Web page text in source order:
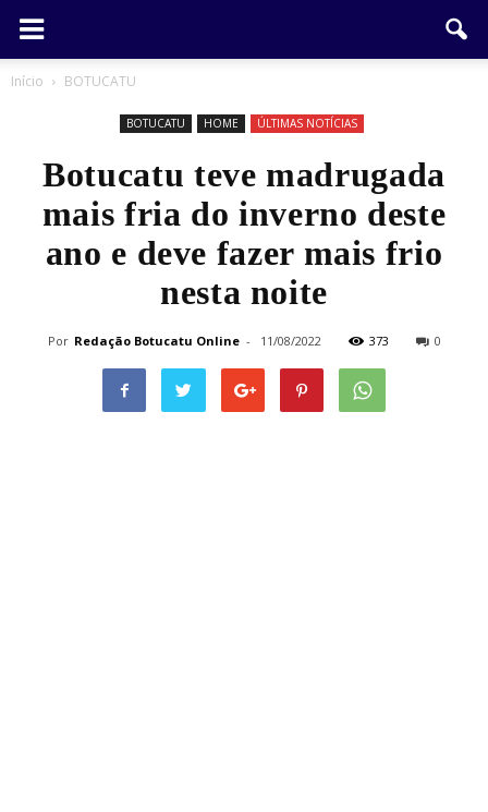
Início BOTUCATU
BOTUCATU HOME ÚLTIMAS NOTÍCIAS
Botucatu teve madrugada
mais fria do inverno deste
ano e deve fazer mais frio
nesta noite
Por Redação Botucatu Online - 11/08/2022 373 0